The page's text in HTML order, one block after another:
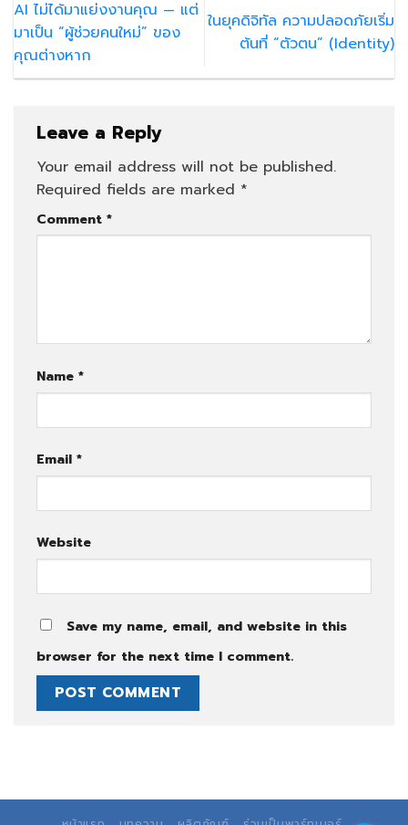
AI ไม่ได้มาแย่งงานคุณ — แต่
มาเป็น “ผู้ช่วยคนใหม่” ของ
คุณต่างหาก
ในยุคดิจิทัล ความปลอดภัยเริ่ม
ต้นที่ “ตัวตน” (Identity)
Leave a Reply
Your email address will not be published.
Required fields are marked *
Comment *
Name *
Email *
Website
Save my name, email, and website in this
browser for the next time I comment.